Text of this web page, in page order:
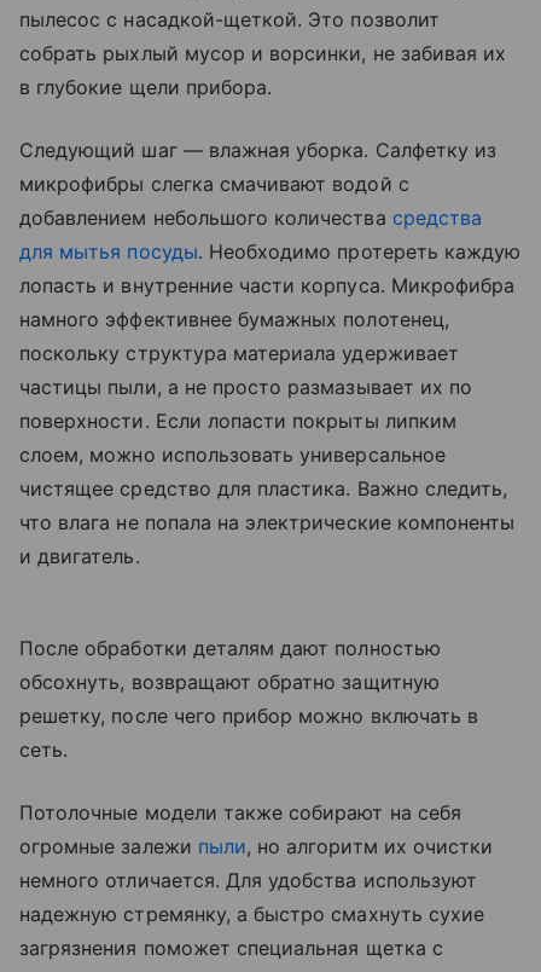
пылесос с насадкой-щеткой. Это позволит
собрать рыхлый мусор и ворсинки, не забивая их
в глубокие щели прибора.
Следующий шаг — влажная уборка. Салфетку из
микрофибры слегка смачивают водой с
добавлением небольшого количества средства
для мытья посуды. Необходимо протереть каждую
лопасть и внутренние части корпуса. Микрофибра
намного эффективнее бумажных полотенец,
поскольку структура материала удерживает
частицы пыли, а не просто размазывает их по
поверхности. Если лопасти покрыты липким
слоем, можно использовать универсальное
чистящее средство для пластика. Важно следить,
что влага не попала на электрические компоненты
и двигатель.
После обработки деталям дают полностью
обсохнуть, возвращают обратно защитную
решетку, после чего прибор можно включать в
сеть.
Потолочные модели также собирают на себя
огромные залежи пыли, но алгоритм их очистки
немного отличается. Для удобства используют
надежную стремянку, а быстро смахнуть сухие
загрязнения поможет специальная щетка с